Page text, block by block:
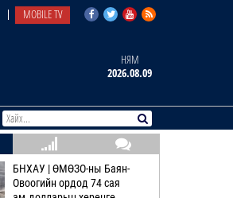
MOBILE TV
НЯМ
2026.08.09
БНХАУ | ӨМӨЗО-ны Баян-
Овоогийн ордод 74 сая